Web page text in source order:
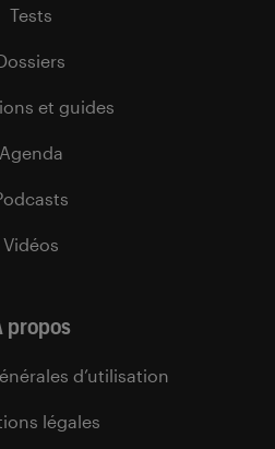
Tests
et guides
Agenda
Vidéos
propos
d’utilisation
légales